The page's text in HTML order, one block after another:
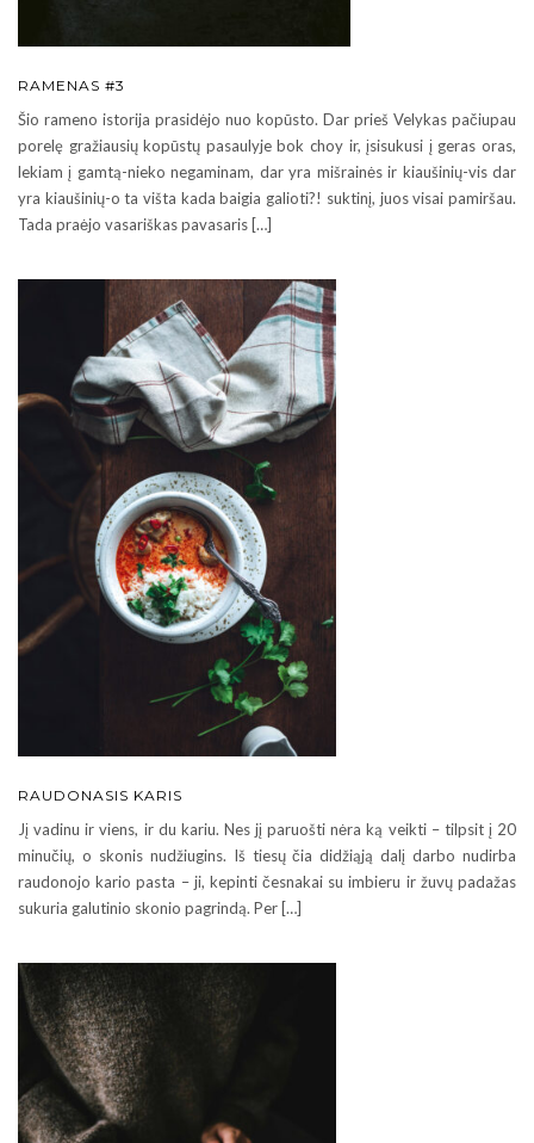
RAMENAS #3
Šio rameno istorija prasidėjo nuo kopūsto. Dar prieš Velykas pačiupau
porelę gražiausių kopūstų pasaulyje bok choy ir, įsisukusi į geras oras,
lekiam į gamtą-nieko negaminam, dar yra mišrainės ir kiaušinių-vis dar
yra kiaušinių-o ta višta kada baigia galioti?! suktinį, juos visai pamiršau.
Tada praėjo vasariškas pavasaris […]
RAUDONASIS KARIS
Jį vadinu ir viens, ir du kariu. Nes jį paruošti nėra ką veikti – tilpsit į 20
minučių, o skonis nudžiugins. Iš tiesų čia didžiąją dalį darbo nudirba
raudonojo kario pasta – ji, kepinti česnakai su imbieru ir žuvų padažas
sukuria galutinio skonio pagrindą. Per […]